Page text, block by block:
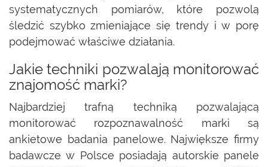
systematycznych pomiarów, które pozwolą
śledzić szybko zmieniające się trendy i w porę
podejmować właściwe działania.
Jakie techniki pozwalają monitorować
znajomość marki?
Najbardziej trafną techniką pozwalającą
monitorować rozpoznawalność marki są
ankietowe badania panelowe. Największe firmy
badawcze w Polsce posiadają autorskie panele